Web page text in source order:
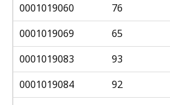
0001019060
76
0001019069
65
0001019083
93
0001019084
92